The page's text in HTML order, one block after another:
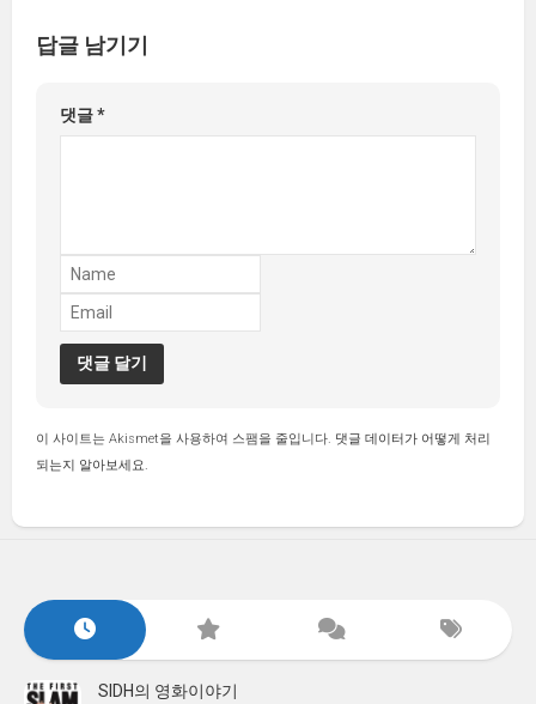
답글 남기기
댓글*
이 사이트는 Akismet을 사용하여 스팸을 줄입니다. 댓글 데이터가 어떻게 처리
되는지 알아보세요.
SIDH의 영화이야기